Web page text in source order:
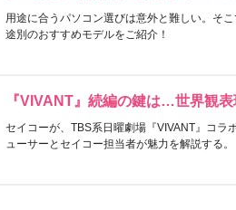
用途に合うパソコン選びは意外と難しい。そ
途別のおすすめモデルをご紹介！
『VIVANT』続編の鍵は…世界観
セイコーが、TBS系日曜劇場『VIVANT』コラ
ューサーとセイコー担当者が魅力を解説する。